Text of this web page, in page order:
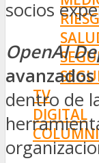
TV
DIGITAL
socios
OpenAI
dentro de